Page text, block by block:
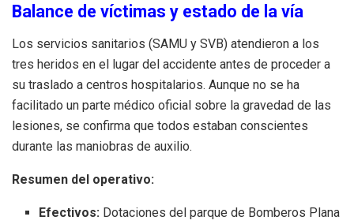
Balance de víctimas y estado de la vía
Los servicios sanitarios (SAMU y SVB) atendieron a los
tres heridos en el lugar del accidente antes de proceder a
su traslado a centros hospitalarios. Aunque no se ha
facilitado un parte médico oficial sobre la gravedad de las
lesiones, se confirma que todos estaban conscientes
durante las maniobras de auxilio.
Resumen del operativo:
Efectivos: Dotaciones del parque de Bomberos Plana